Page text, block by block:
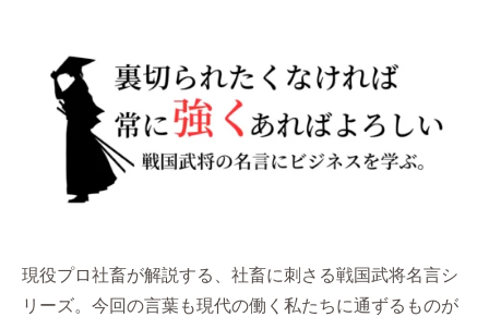
現役プロ社畜が解説する、社畜に刺さる戦国武将名言シ
リーズ。今回の言葉も現代の働く私たちに通ずるものが